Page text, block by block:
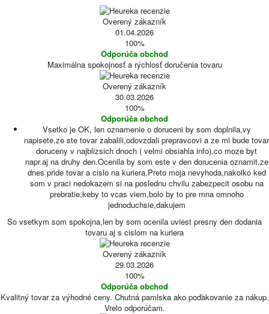
Overený zákazník
01.04.2026
100%
Odporúča obchod
Maximálna spokojnosť a rýchlosť doručenia tovaru
Overený zákazník
30.03.2026
100%
Odporúča obchod
Vsetko je OK, len oznamenie o doruceni by som doplnila,vy
napisete,ze ste tovar zabalili,odovzdali prepravcovi a ze mi bude tovar
doruceny v najblizsich dnoch ( velmi obsiahla info),co moze byt
napr.aj na druhy den.Ocenila by som este v den dorucenia oznamit,ze
dnes pride tovar a cislo na kuriera.Preto moja nevyhoda,nakolko ked
som v praci nedokazem si na poslednu chvilu zabezpecit osobu na
prebratie,keby to vcas viem,bolo by to pre mna omnoho
jednoduchsie,dakujem
So vsetkym som spokojna,len by som ocenila uviest presny den dodania
tovaru aj s cislom na kuriera
Overený zákazník
29.03.2026
100%
Odporúča obchod
Kvalitný tovar za výhodné ceny. Chutná pamlska ako poďakovanie za nákup.
Vrelo odporúčam.